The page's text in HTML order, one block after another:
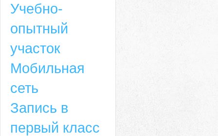
Учебно-
опытный
участок
Мобильная
сеть
Запись в
первый класс